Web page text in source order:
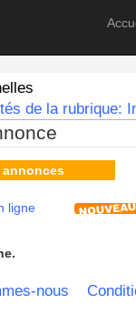
de la rubrique:
ligne
nous